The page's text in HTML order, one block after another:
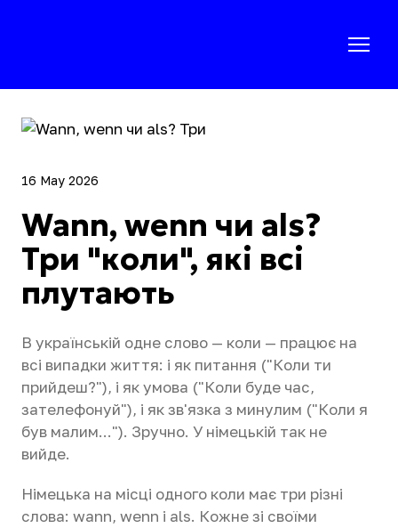
16 May 2026
Wann, wenn чи als?
Три "коли", які всі
плутають
В українській одне слово — коли — працює на
всі випадки життя: і як питання ("Коли ти
прийдеш?"), і як умова ("Коли буде час,
зателефонуй"), і як зв'язка з минулим ("Коли я
був малим..."). Зручно. У німецькій так не
вийде.
Німецька на місці одного коли має три різні
слова: wann, wenn і als. Кожне зі своїми